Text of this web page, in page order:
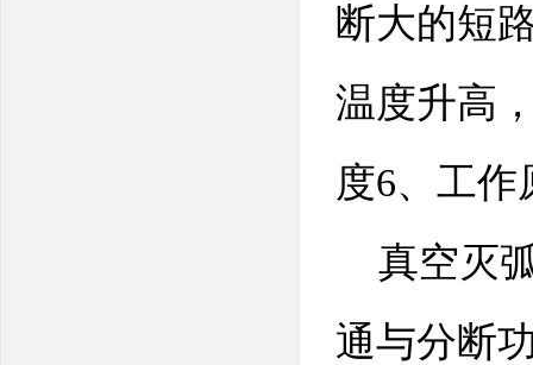
断大的短
温度升高
度6、工作
真空灭
通与分断